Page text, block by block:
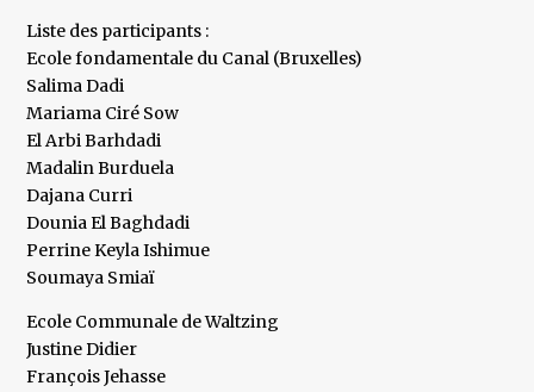
Liste des participants :
Ecole fondamentale du Canal (Bruxelles)
Salima Dadi
Mariama Ciré Sow
El Arbi Barhdadi
Madalin Burduela
Dajana Curri
Dounia El Baghdadi
Perrine Keyla Ishimue
Soumaya Smiaï
Ecole Communale de Waltzing
Justine Didier
François Jehasse